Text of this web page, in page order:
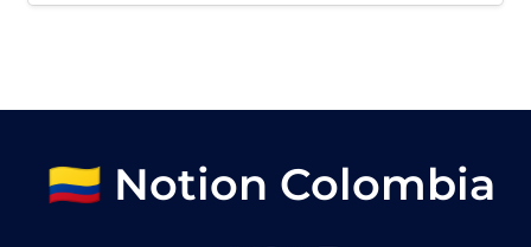
🇨🇴 Notion Colombia